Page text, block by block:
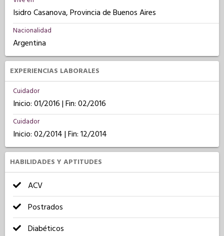
Isidro Casanova, Provincia de Buenos Aires
Nacionalidad
Argentina
EXPERIENCIAS LABORALES
Cuidador
Inicio: 01/2016 | Fin: 02/2016
Cuidador
Inicio: 02/2014 | Fin: 12/2014
HABILIDADES Y APTITUDES
ACV
Postrados
Diabéticos